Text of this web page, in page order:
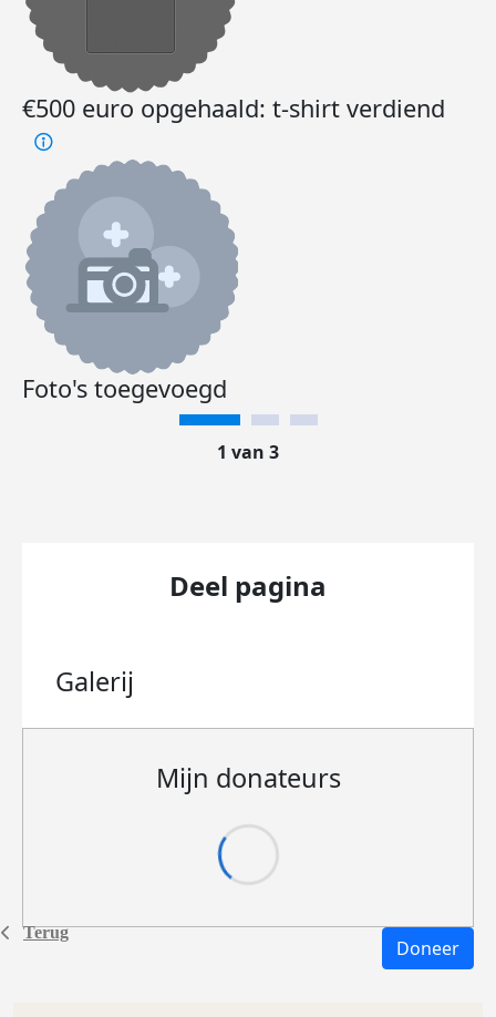
Terug
€500 euro opgehaald: t-shirt verdiend
Foto's toegevoegd
1 van 3
Deel pagina
Galerij
Mijn donateurs
Doneer